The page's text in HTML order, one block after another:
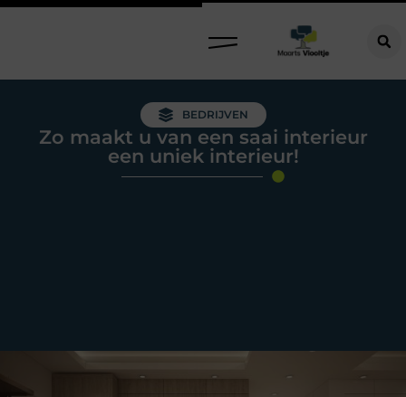
BEDRIJVEN
Zo maakt u van een saai interieur
een uniek interieur!